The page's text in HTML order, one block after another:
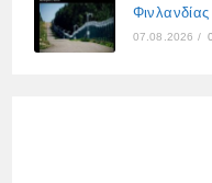
Φινλανδίας
07.08.2026 /